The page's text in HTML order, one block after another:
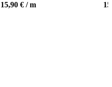
15,90 € /m